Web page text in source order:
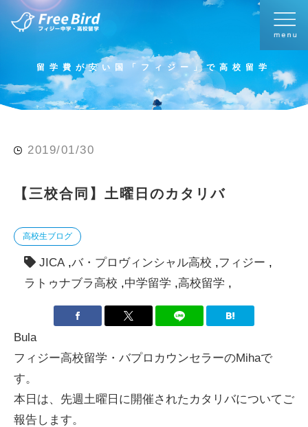
留学費が安い国「フィジー」で高校留学
2019/01/30
【三校合同】土曜日のカタリバ
高校生ブログ
JICA バ・プロヴィンシャル高校
フィジー
ラトゥナブラ高校
中学留学 高校留学
Bula
フィジー高校留学・バプロカウンセラーのMihaで
す。
本日は、先週土曜日に開催されたカタリバについてご
報告します。